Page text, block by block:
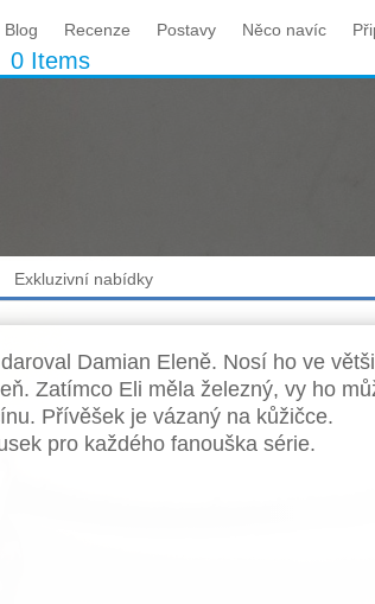
Blog Recenze Postavy Něco navíc
0 Items
Exkluzivní nabídky
Damian Eleně. Nosí ho ve
Zatímco Eli měla železný, vy ho
Přívěšek je vázaný na kůžičce.
pro každého fanouška série.